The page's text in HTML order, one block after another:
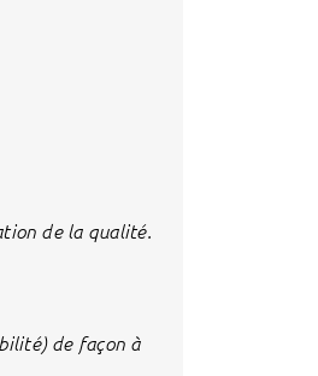
de la qualité.
de façon à